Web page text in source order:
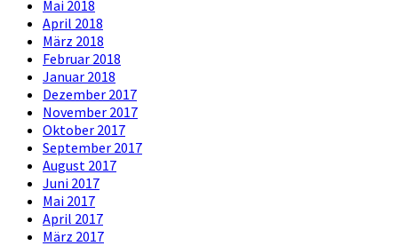
Mai 2018
April 2018
März 2018
Februar 2018
Januar 2018
Dezember 2017
November 2017
Oktober 2017
September 2017
August 2017
Juni 2017
Mai 2017
April 2017
März 2017